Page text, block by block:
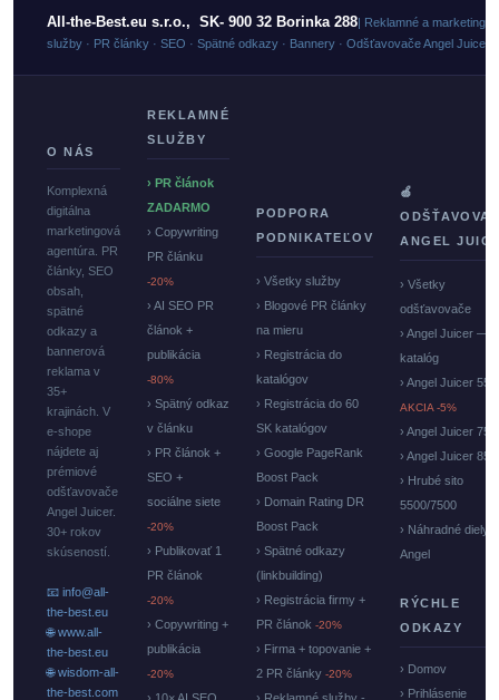
All-the-Best.eu s.r.o., SK- 900 32 Borinka 288 | Reklamné a
služby · PR články · SEO · Spätné odkazy · Bannery · Odšťavovače Angel Juicer
O NÁS
Komplexná
digitálna
marketingová
agentúra. PR
články, SEO
obsah,
spätné
odkazy a
bannerová
reklama v
35+
krajinách. V
e-shope
nájdete aj
prémiové
odšťavovače
Angel Juicer.
30+ rokov
skúseností.
📧 info@all-
the-best.eu
🌐 www.all-
the-best.eu
🌐 wisdom-all-
the-best.com
REKLAMNÉ
SLUŽBY
› PR článok
ZADARMO
› Copywriting
PR článku
-20%
› AI SEO PR
článok +
publikácia
-80%
› Spätný odkaz
v článku
› PR článok +
SEO +
sociálne siete
-20%
› Publikovať 1
PR článok
-20%
› Copywriting +
publikácia
-20%
PODPORA
PODNIKATEĽOV
› Všetky služby
› Blogové PR články
na mieru
› Registrácia do
katalógov
› Registrácia do 60
SK katalógov
› Google PageRank
Boost Pack
› Domain Rating DR
Boost Pack
› Spätné odkazy
(linkbuilding)
› Registrácia firmy +
PR článok -20%
› Firma + topovanie +
2 PR články -20%
🍏
ANGEL
› Všetky
odšťavovače
› Angel Juicer —
katalóg
› Angel Juicer
AKCIA -5%
› Angel Juicer
› Angel Juicer
› Hrubé sito
5500/7500
› Náhradné diely
Angel
RÝCHLE
ODKAZY
› Domov
› Prihlásenie